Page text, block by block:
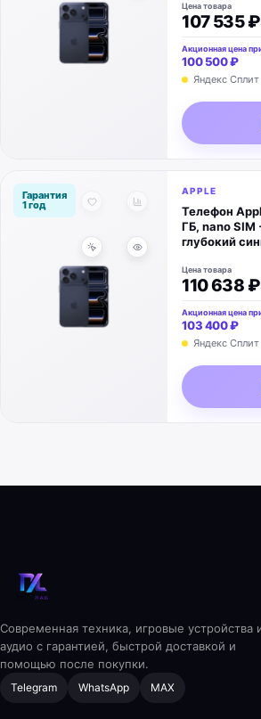
Цена товара
107 535 ₽
Акционная цена
100 500 ₽
Яндекс
Гарантия
1 год
APPLE
Телефон
ГБ, nano SIM
глубокий
Цена товара
110 638 ₽
Акционная цена
103 400 ₽
Яндекс
Современная техника, игровые устройства
аудио с гарантией, быстрой доставкой и
помощью после покупки.
Telegram WhatsApp MAX